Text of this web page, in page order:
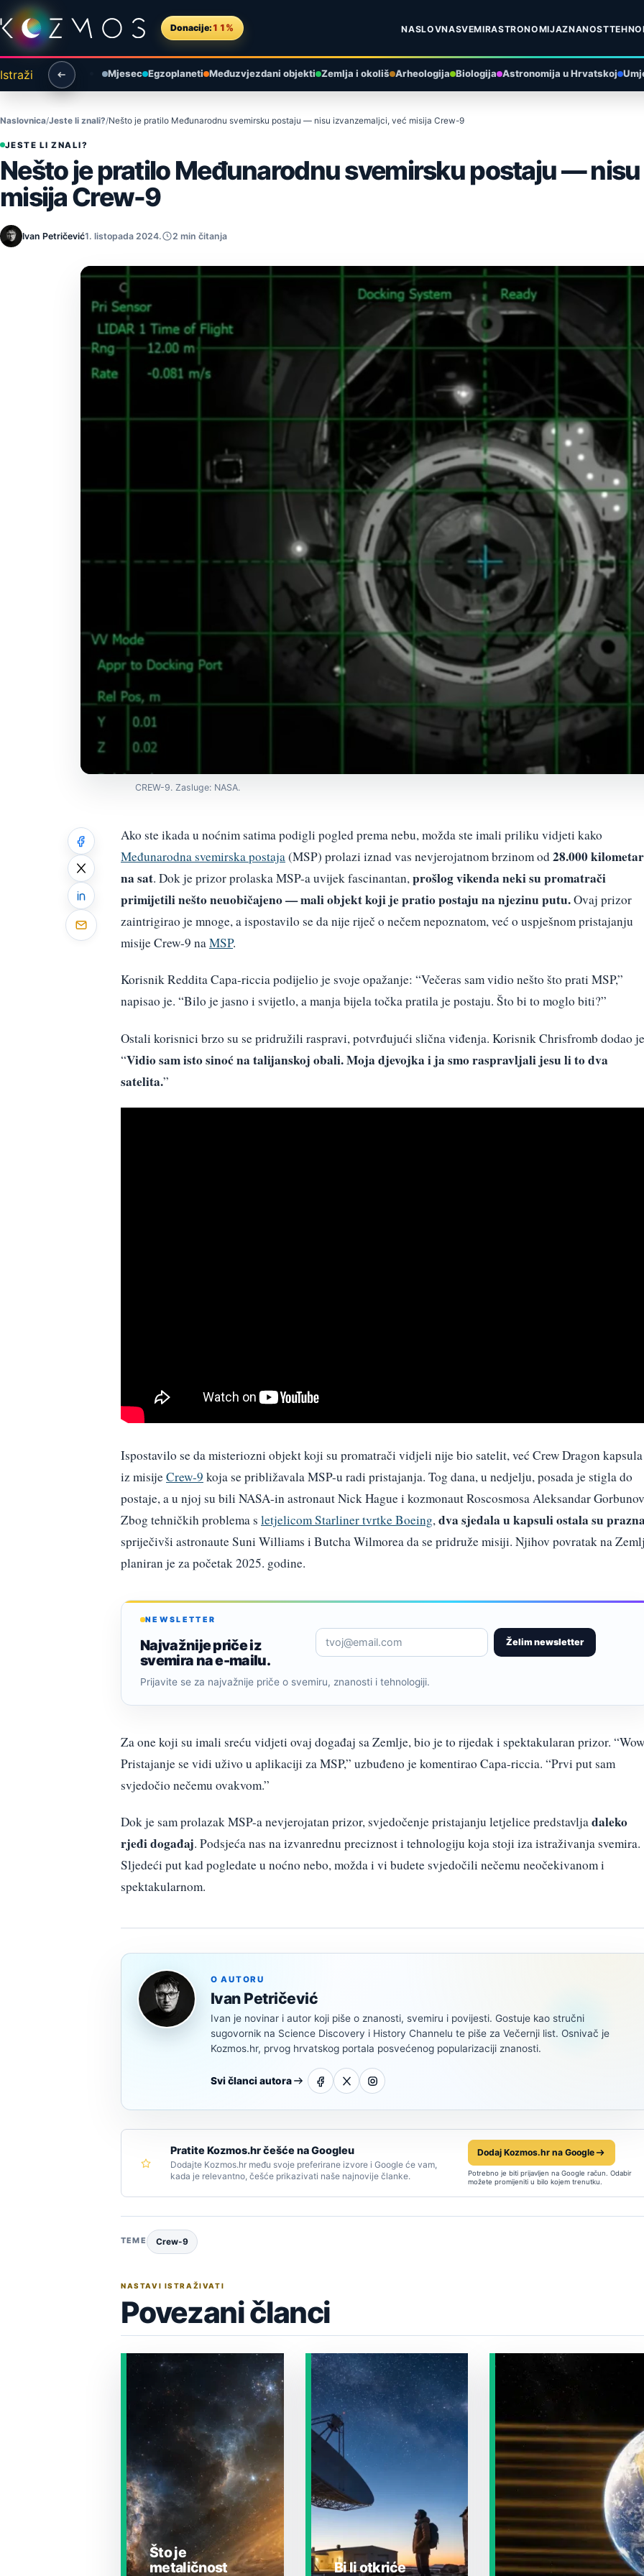
Preskoči na sadržaj
Donacije: 11% NASLOVNASVEMIRASTRONOMIJAZNANOST
Istraži Mjesec Egzoplaneti Međuzvjezdani objekti Zemlja i okoliš Arheologija Biologija Astronomija u Hrvatskoj
Naslovnica Jeste li znali? Nešto je pratilo Međunarodnu svemirsku postaju — nisu izvanzemaljci, već misija Crew-9
JESTE LI ZNALI?
Nešto je pratilo Međunarodnu svemirsku postaju —
misija Crew-9
Ivan Petričević1. listopada 2024. 2 min čitanja
CREW-9. Zasluge: NASA.
Ako ste ikada u noćnim satima podigli pogled prema nebu, možda ste imali priliku vidjeti kako
Međunarodna svemirska postaja(MSP) prolazi iznad vas nevjerojatnom brzinom od28.000
na sat. Dok je prizor prolaska MSP-a uvijek fascinantan,prošlog vikenda neki su promatrači
primijetili nešto neuobičajeno — mali objekt koji je pratio postaju na njezinu putu.Ovaj prizor
zaintrigirao je mnoge, a ispostavilo se da nije riječ o nečem nepoznatom, već o uspješnom pristajanju
misije Crew-9 naMSP.
Korisnik Reddita Capa-riccia podijelio je svoje opažanje: “Večeras sam vidio nešto što prati MSP,”
napisao je. “Bilo je jasno i svijetlo, a manja bijela točka pratila je postaju. Što bi to moglo biti?”
Ostali korisnici brzo su se pridružili raspravi, potvrđujući slična viđenja. Korisnik Chrisfromb dodao
“Vidio sam isto sinoć na talijanskoj obali. Moja djevojka i ja smo raspravljali jesu li to dva
satelita.”
Ispostavilo se da misteriozni objekt koji su promatrači vidjeli nije bio satelit, već Crew Dragon kapsula
iz misijeCrew-9 koja se približavala MSP-u radi pristajanja. Tog dana, u nedjelju, posada je stigla do
postaje, a u njoj su bili NASA-in astronaut Nick Hague i kozmonaut Roscosmosa Aleksandar
Zbog tehničkih problema s letjelicom Starliner tvrtke Boeing,dva sjedala u kapsuli ostala su
spriječivši astronaute Suni Williams i Butcha Wilmorea da se pridruže misiji. Njihov povratak na
planiran je za početak 2025. godine.
NEWSLETTER
Najvažnije priče iz
svemira na e-mailu.
Želim newsletter
Prijavite se za najvažnije priče o svemiru, znanosti i tehnologiji.
Za one koji su imali sreću vidjeti ovaj događaj sa Zemlje, bio je to rijedak i spektakularan prizor.
Pristajanje se vidi uživo u aplikaciji za MSP,” uzbuđeno je komentirao Capa-riccia. “Prvi put sam
svjedočio nečemu ovakvom.”
Dok je sam prolazak MSP-a nevjerojatan prizor, svjedočenje pristajanju letjelice predstavljadaleko
rjeđi događaj. Podsjeća nas na izvanrednu preciznost i tehnologiju koja stoji iza istraživanja svemira.
Sljedeći put kad pogledate u noćno nebo, možda i vi budete svjedočili nečemu neočekivanom i
spektakularnom.
O AUTORU
Ivan Petričević
Ivan je novinar i autor koji piše o znanosti, svemiru i povijesti. Gostuje kao stručni
sugovornik na Science Discovery i History Channelu te piše za Večernji list. Osnivač je
Kozmos.hr, prvog hrvatskog portala posvećenog popularizaciji znanosti.
Svi članci autora
Pratite Kozmos.hr češće na Googleu
Dodajte Kozmos.hr među svoje preferirane izvore i Google će vam,
kada je relevantno, češće prikazivati naše najnovije članke.
Dodaj Kozmos.hr na Google
Potrebno je biti prijavljen na Google račun. Odabir
možete promijeniti u bilo kojem trenutku.
TEME Crew-9
NASTAVI ISTRAŽIVATI
Povezani članci
Što je
metaličnost
Bi li otkriće